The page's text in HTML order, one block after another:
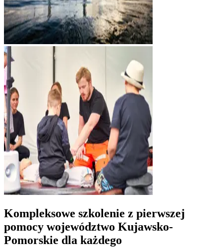
Kompleksowe szkolenie z pierwszej
pomocy województwo Kujawsko-
Pomorskie dla każdego